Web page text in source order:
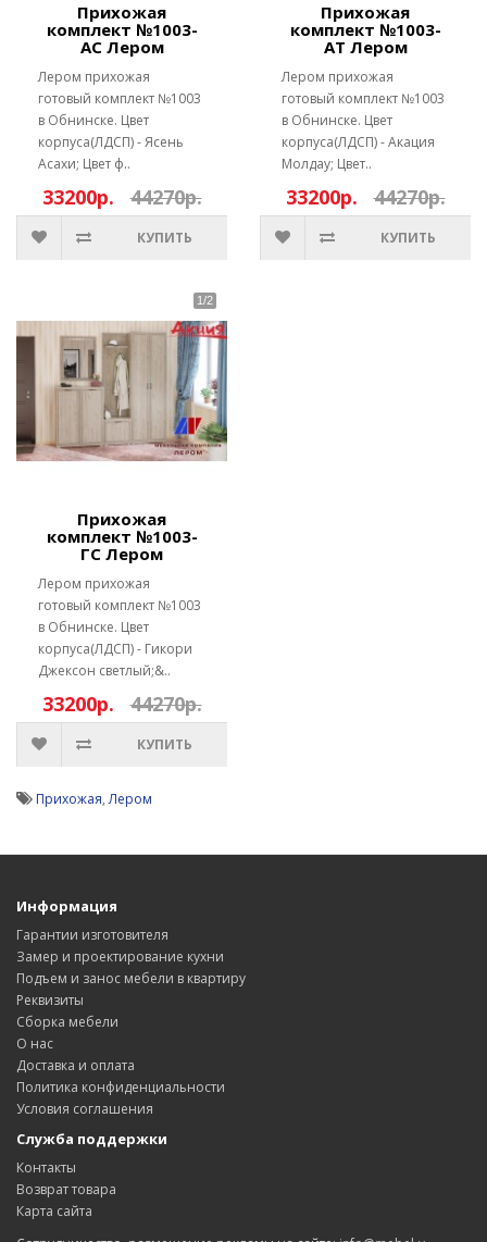
Прихожая
комплект №1003-
АС Лером
Лером прихожая
готовый комплект №1003
в Обнинске. Цвет
корпуса(ЛДСП) - Ясень
Асахи; Цвет ф..
33200р. 44270р.
КУПИТЬ
Прихожая
комплект №1003-
АТ Лером
Лером прихожая
готовый комплект №1003
в Обнинске. Цвет
корпуса(ЛДСП) - Акация
Молдау; Цвет..
33200р. 44270р.
КУПИТЬ
Прихожая
комплект №1003-
ГС Лером
Лером прихожая
готовый комплект №1003
в Обнинске. Цвет
корпуса(ЛДСП) - Гикори
Джексон светлый;&..
33200р. 44270р.
КУПИТЬ
Прихожая,Лером
Информация
Гарантии изготовителя
Замер и проектирование кухни
Подъем и занос мебели в квартиру
Реквизиты
Сборка мебели
О нас
Доставка и оплата
Политика конфиденциальности
Условия соглашения
Служба поддержки
Контакты
Возврат товара
Карта сайта